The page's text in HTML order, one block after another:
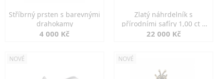
Stříbrný prsten s barevnými
drahokamy
4 000 Kč
Zlatý náhrdelník s
přírodními safíry 1,00 ct a
diamanty
22 000 Kč
NOVÉ NOVÉ